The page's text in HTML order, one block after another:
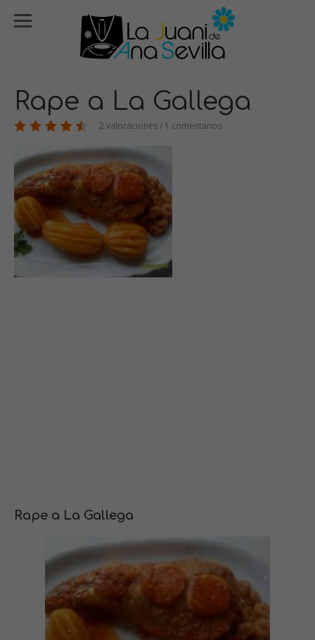
Rape a La Gallega
2 valoraciones / 1 comentarios
Rape a La Gallega